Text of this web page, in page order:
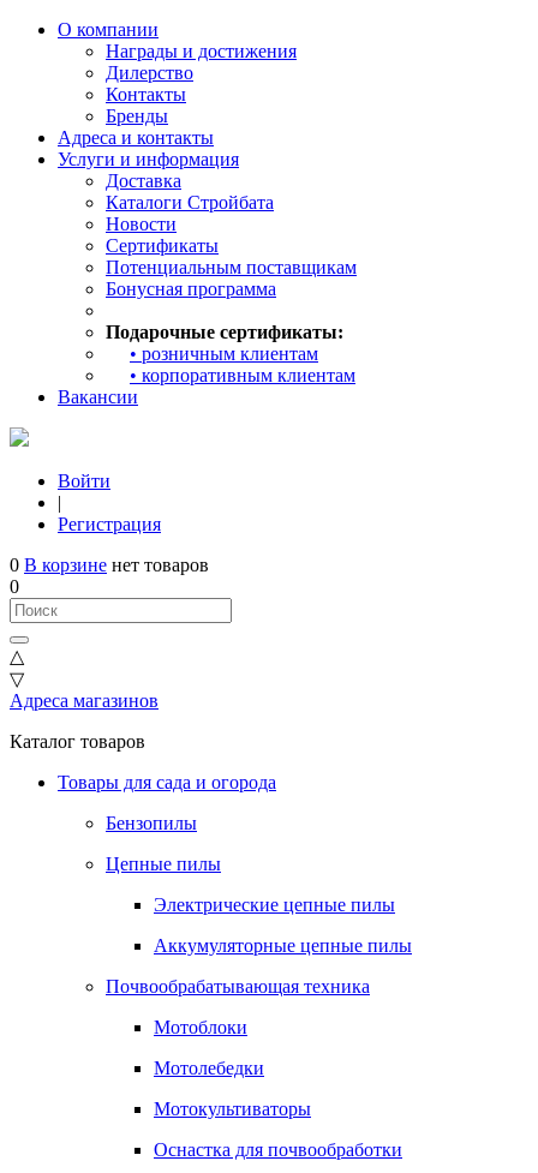
О компании
Награды и достижения
Дилерство
Контакты
Бренды
Адреса и контакты
Услуги и информация
Доставка
Каталоги Стройбата
Новости
Сертификаты
Потенциальным поставщикам
Бонусная программа
Подарочные сертификаты:
• розничным клиентам
• корпоративным клиентам
Вакансии
Войти
|
Регистрация
0 В корзине нет товаров
0
△
▽
Адреса магазинов
Каталог товаров
Товары для сада и огорода
Бензопилы
Цепные пилы
Электрические цепные пилы
Аккумуляторные цепные пилы
Почвообрабатывающая техника
Мотоблоки
Мотолебедки
Мотокультиваторы
Оснастка для почвообработки